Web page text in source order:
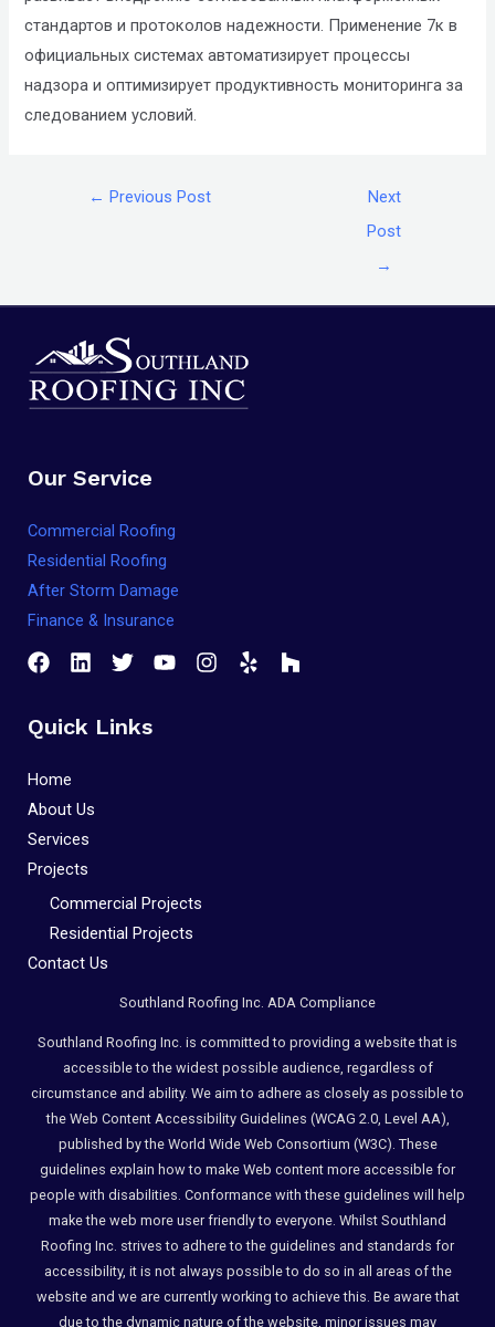
стандартов и протоколов надежности. Применение 7к в
официальных системах автоматизирует процессы
надзора и оптимизирует продуктивность мониторинга за
следованием условий.
← Previous Post
Next
Post
→
Our Service
Commercial Roofing
Residential Roofing
After Storm Damage
Finance & Insurance
Quick Links
Home
About Us
Services
Projects
Commercial Projects
Residential Projects
Contact Us
Southland Roofing Inc. ADA Compliance
Southland Roofing Inc. is committed to providing a website that is
accessible to the widest possible audience, regardless of
circumstance and ability. We aim to adhere as closely as possible to
the Web Content Accessibility Guidelines (WCAG 2.0, Level AA),
published by the World Wide Web Consortium (W3C). These
guidelines explain how to make Web content more accessible for
people with disabilities. Conformance with these guidelines will help
make the web more user friendly to everyone. Whilst Southland
Roofing Inc. strives to adhere to the guidelines and standards for
accessibility, it is not always possible to do so in all areas of the
website and we are currently working to achieve this. Be aware that
due to the dynamic nature of the website, minor issues may